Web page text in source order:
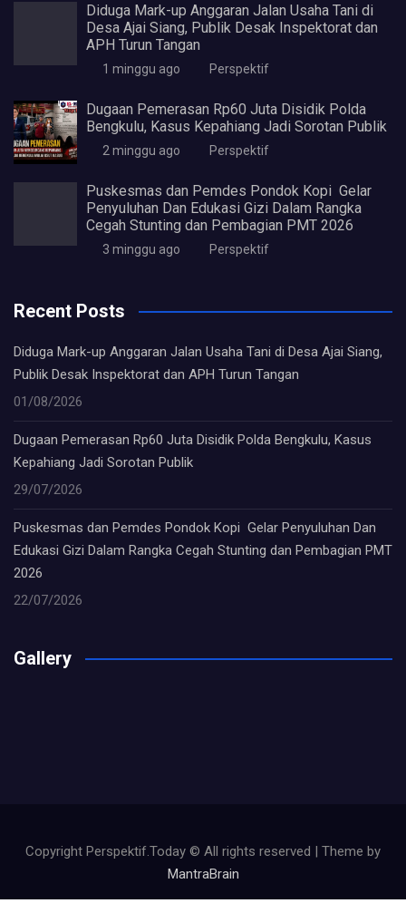
Diduga Mark-up Anggaran Jalan Usaha Tani di
Desa Ajai Siang, Publik Desak Inspektorat dan
APH Turun Tangan
1 minggu ago Perspektif
Dugaan Pemerasan Rp60 Juta Disidik Polda
Bengkulu, Kasus Kepahiang Jadi Sorotan Publik
2 minggu ago Perspektif
Puskesmas dan Pemdes Pondok Kopi Gelar
Penyuluhan Dan Edukasi Gizi Dalam Rangka
Cegah Stunting dan Pembagian PMT 2026
3 minggu ago Perspektif
Recent Posts
Diduga Mark-up Anggaran Jalan Usaha Tani di Desa Ajai Siang,
Publik Desak Inspektorat dan APH Turun Tangan
01/08/2026
Dugaan Pemerasan Rp60 Juta Disidik Polda Bengkulu, Kasus
Kepahiang Jadi Sorotan Publik
29/07/2026
Puskesmas dan Pemdes Pondok Kopi Gelar Penyuluhan Dan
Edukasi Gizi Dalam Rangka Cegah Stunting dan Pembagian PMT
2026
22/07/2026
Gallery
Copyright Perspektif.Today © All rights reserved | Theme by
MantraBrain